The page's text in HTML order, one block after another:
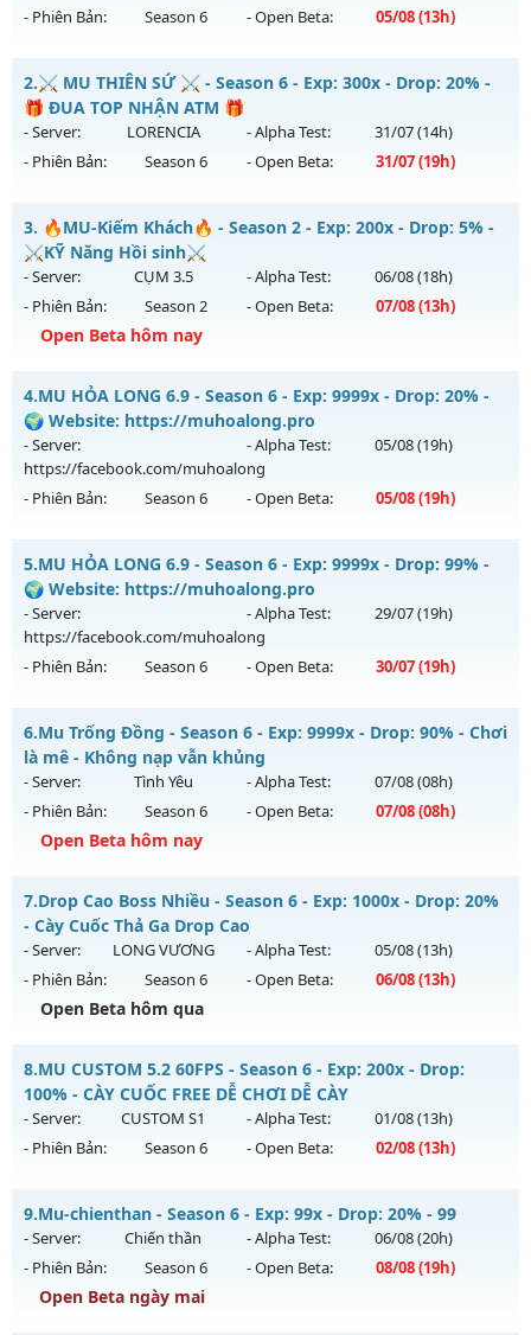
- Phiên Bản: Season 6 - Open Beta: 05/08(13h)
MU HỎA LONG 6.9 - 🌍 Website: https://muhoalong.pro
Mu mới ra tháng 08 2026 - Mở máy chủ
https://facebook.com/muhoalongvào 13h ngày
05/08/2626
Kiểu reset: Non Reset
Thể loại: Mu Nguyên bản Webzen
Antihack: XShield
2.⚔️ MU THIÊN SỨ ⚔️ - Season 6 - Exp: 300x - Drop: 20% -
🎁 ĐUA TOP NHẬN ATM 🎁
- Server: LORENCIA - Alpha Test: 31/07(14h)
- Phiên Bản:
Season 6 - Open Beta: 31/07(19h)
⚔️ MU THIÊN SỨ ⚔️ - 🎁 ĐUA TOP NHẬN ATM 🎁
Mu mới ra tháng 07 2026 - Mở máy chủ
ngày 31/07/2626
Exp: 300x - Drop: 20%
Kiểu reset: Reset In Game
Thể loại: Mu Nguyên bản Webzen
Antihack: BDCAM
3. 🔥MU-Kiếm Khách🔥 - Season 2 - Exp: 200x - Drop: 5% -
⚔️KỸ Năng Hồi sinh⚔️
- Server: CỤM 3.5 - Alpha Test: 06/08(18h)
- Phiên Bản:
Season 2 - Open Beta: 07/08(13h)
Open Beta hôm nay
🔥MU-Kiếm Khách🔥 - ⚔️KỸ Năng Hồi sinh⚔️
Mu mới ra tháng 08 2026 - Mở máy chủ
ngày 07/08/2626
Exp: 200x - Drop: 5%
Thể loại: Mu Nguyên bản Webzen
Antihack: Sharkguard
4.MU HỎA LONG 6.9 - Season 6 - Exp: 9999x - Drop: 20% -
🌍 Website: https://muhoalong.pro
- Server:
https://facebook.com/muhoalong
- Alpha Test: 05/08(19h)
- Phiên Bản: Season 6 - Open Beta: 05/08(19h)
MU HỎA LONG 6.9 - 🌍 Website: https://muhoalong.pro
Mu mới ra tháng 08 2026 - Mở máy chủ
https://facebook.com/muhoalongvào 19h ngày
05/08/2626
Exp: 9999x - Drop: 20%
Thể loại: Mu Nguyên bản Webzen
Antihack: XShield
5.MU HỎA LONG 6.9 - Season 6 - Exp: 9999x - Drop: 99% -
🌍 Website: https://muhoalong.pro
- Server:
https://facebook.com/muhoalong
- Alpha Test: 29/07(19h)
- Phiên Bản: Season 6 - Open Beta: 30/07(19h)
MU HỎA LONG 6.9 - 🌍 Website: https://muhoalong.pro
Mu mới ra tháng 07 2026 - Mở máy chủ
https://facebook.com/muhoalongvào 19h ngày
30/07/2626
Exp: 9999x - Drop: 99%
Thể loại: Mu Nguyên bản Webzen
Antihack: Xshiel
6.Mu Trống Đồng - Season 6 - Exp: 9999x - Drop: 90% - Chơi
là mê - Không nạp vẫn khủng
- Server: Tình Yêu - Alpha Test: 07/08(08h)
- Phiên Bản:
Season 6 - Open Beta: 07/08(08h)
Open Beta hôm nay
Mu Trống Đồng - Chơi là mê - Không nạp vẫn khủng
Mu mới ra tháng 08 2026 - Mở máy chủ
ngày 07/08/2626
Exp: 9999x - Drop: 90%
Kiểu reset: Reset In Game
Antihack: ICMPROTECT ✅ 🔴 ✨ ⚡️
7.Drop Cao Boss Nhiều - Season 6 - Exp: 1000x - Drop: 20%
- Cày Cuốc Thả Ga Drop Cao
- Server: LONG VƯƠNG - Alpha Test: 05/08(13h)
- Phiên Bản:
Season 6 - Open Beta: 06/08(13h)
Open Beta hôm qua
Mu mới ra tháng 08 2026 - Mở máy chủLONG VƯƠNG
13h ngày 06/08/2626
Exp: 1000x - Drop: 20%
Thể loại: Mu Nguyên bản Webzen
Antihack: GameGuard
8.MU CUSTOM 5.2 60FPS - Season 6 - Exp: 200x - Drop:
100% - CÀY CUỐC FREE DỄ CHƠI DỄ CÀY
- Server: CUSTOM S1 - Alpha Test: 01/08(13h)
- Phiên Bản:
Season 6 - Open Beta: 02/08(13h)
MU CUSTOM 5.2 60FPS - CÀY CUỐC FREE DỄ CHƠI DỄ CÀY
Mu mới ra tháng 08 2026 - Mở máy chủ
CUSTOM S1vào 13h
ngày 02/08/2626
Exp: 200x - Drop: 100%
9.Mu-chienthan - Season 6 - Exp: 99x - Drop: 20% - 99
- Server: Chiến thần - Alpha Test: 06/08(20h)
- Phiên Bản:
Season 6 - Open Beta: 08/08(19h)
Open Beta ngày mai